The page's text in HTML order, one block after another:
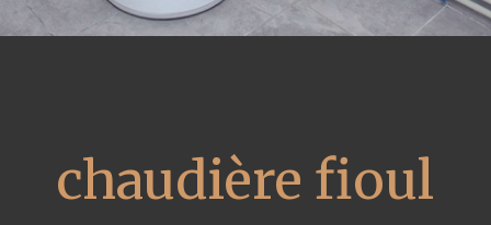
chaudière fioul